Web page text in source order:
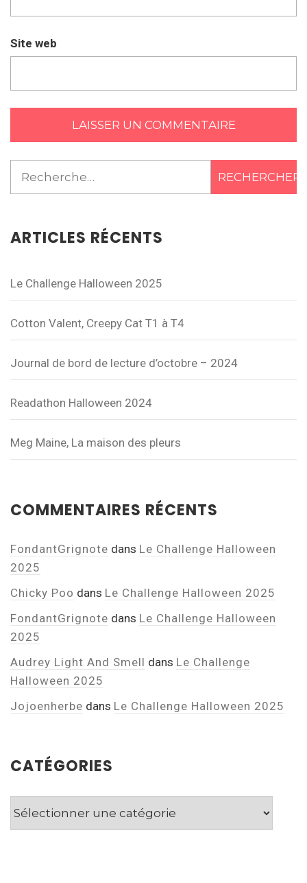
Site web
ARTICLES RÉCENTS
Le Challenge Halloween 2025
Cotton Valent, Creepy Cat T1 à T4
Journal de bord de lecture d’octobre – 2024
Readathon Halloween 2024
Meg Maine, La maison des pleurs
COMMENTAIRES RÉCENTS
FondantGrignote dans Le Challenge Halloween
2025
Chicky Poo dans Le Challenge Halloween 2025
FondantGrignote dans Le Challenge Halloween
2025
Audrey Light And Smell dans Le Challenge
Halloween 2025
Jojoenherbe dans Le Challenge Halloween 2025
CATÉGORIES